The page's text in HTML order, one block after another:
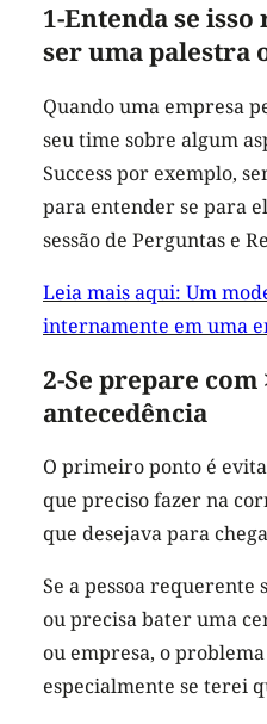
1-Entenda se
ser uma palestra
Quando uma empresa
seu time sobre algum
Success por exemplo,
para entender se para
sessão de Perguntas e
Leia mais aqui: Um
internamente em uma
2-Se prepare com
antecedência
O primeiro ponto é
que preciso fazer na
que desejava para
Se a pessoa
ou precisa bater uma
ou empresa, o problema
especialmente se terei